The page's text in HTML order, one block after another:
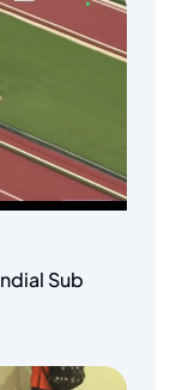
Sub